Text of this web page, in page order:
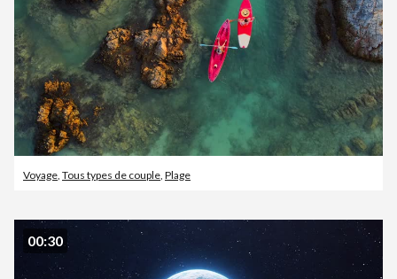
Voyage Tous types de couple Plage
00:30